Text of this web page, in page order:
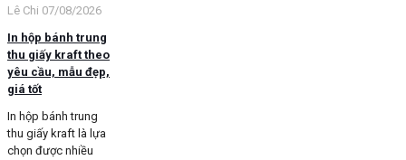
Lê Chi 07/08/2026
In hộp bánh trung
thu giấy kraft theo
yêu cầu, mẫu đẹp,
giá tốt
In hộp bánh trung
thu giấy kraft là lựa
chọn được nhiều